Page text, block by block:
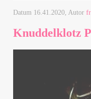
Datum 16.41.2020, Autor
Knuddelklotz